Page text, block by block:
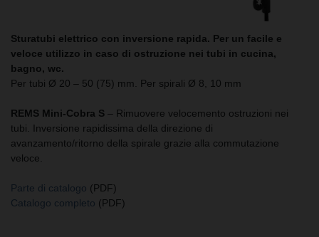
Sturatubi elettrico con inversione rapida. Per un facile e
veloce utilizzo in caso di ostruzione nei tubi in cucina,
bagno, wc.
Per tubi Ø 20 – 50 (75) mm. Per spirali Ø 8, 10 mm
REMS Mini-Cobra S – Rimuovere velocemento ostruzioni nei
tubi. Inversione rapidissima della direzione di
avanzamento/ritorno della spirale grazie alla commutazione
veloce.
Parte di catalogo (PDF)
Catalogo completo (PDF)